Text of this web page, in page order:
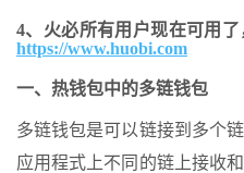
4、火必所有用户现在可用
https://www.huobi.com
一、热钱包中的多链钱包
多链钱包是可以链接到多个
应用程式上不同的链上接收